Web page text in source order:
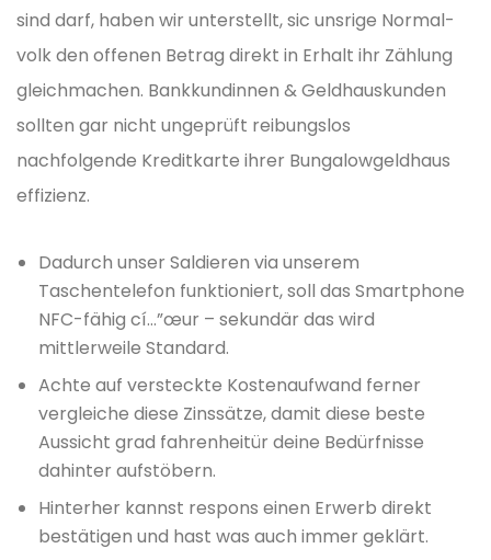
sind darf, haben wir unterstellt, sic unsrige Normal­
volk den offenen Betrag direkt in Erhalt ihr Zählung
gleichmachen. Bank­kundinnen & Geldhaus­kunden
sollten gar nicht ungeprüft reibungslos
nachfolgende Kreditkarte ihrer Bungalow­geldhaus
effizienz.
Dadurch unser Saldieren via unserem
Taschentelefon funktioniert, soll das Smartphone
NFC-fähig cí…”œur – sekundär das wird
mittlerweile Standard.
Achte auf versteckte Kostenaufwand ferner
vergleiche diese Zinssätze, damit diese beste
Aussicht grad fahrenheitür deine Bedürfnisse
dahinter aufstöbern.
Hinterher kannst respons einen Erwerb direkt
bestätigen und hast was auch immer geklärt.